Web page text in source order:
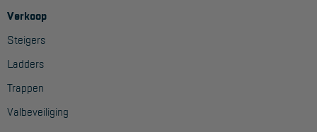
Verkoop
Steigers
Ladders
Trappen
Valbeveiliging